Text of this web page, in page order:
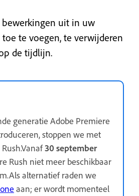
uit in uw
te voegen, te verwijderen
de tijdlijn.
generatie Adobe Premiere
stoppen we met
30 september
Rush niet meer beschikbaar
alternatief raden we
aan; er wordt momenteel